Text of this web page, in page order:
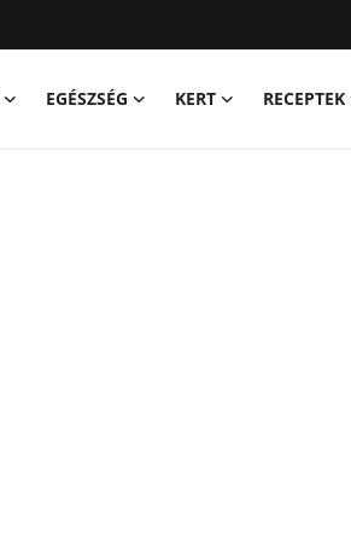
EGÉSZSÉG KERT RECEPTEK